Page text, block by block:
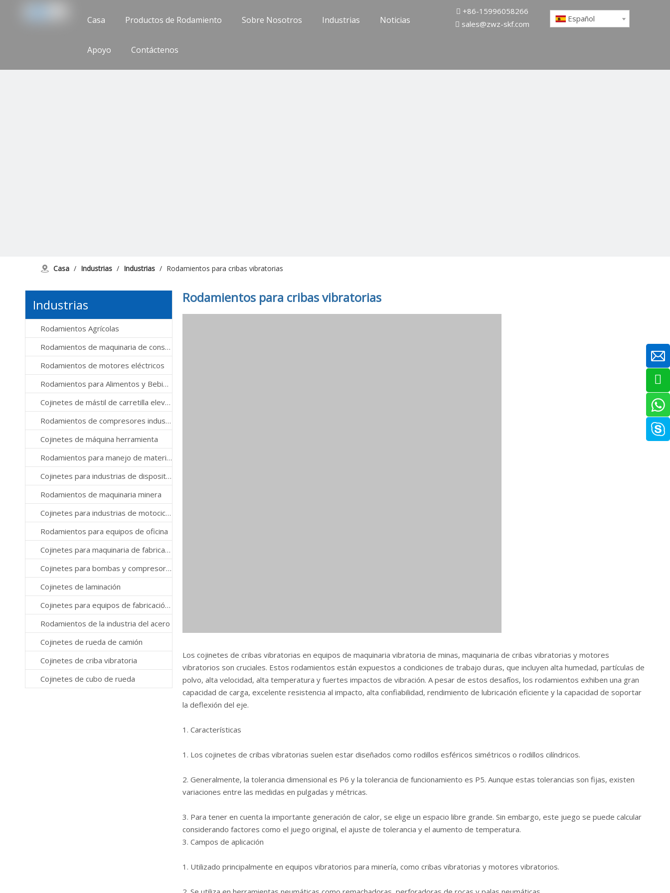
Casa Productos de Rodamiento Sobre Nosotros Industrias Noticias
Apoyo Contáctenos
 +86-15996058266
 sales@zwz-skf.com
Español
Casa / Industrias / Industrias / Rodamientos para cribas vibratorias
Industrias
Rodamientos Agrícolas
Rodamientos de maquinaria de construcción
Rodamientos de motores eléctricos
Rodamientos para Alimentos y Bebidas
Cojinetes de mástil de carretilla elevadora
Rodamientos de compresores industriales
Cojinetes de máquina herramienta
Rodamientos para manejo de materiales
Cojinetes para industrias de dispositivos médicos
Rodamientos de maquinaria minera
Cojinetes para industrias de motocicletas
Rodamientos para equipos de oficina
Cojinetes para maquinaria de fabricación de papel
Cojinetes para bombas y compresores
Cojinetes de laminación
Cojinetes para equipos de fabricación de semiconductores
Rodamientos de la industria del acero
Cojinetes de rueda de camión
Cojinetes de criba vibratoria
Cojinetes de cubo de rueda
Rodamientos para cribas vibratorias
Los cojinetes de cribas vibratorias en equipos de maquinaria vibratoria de minas, maquinaria de cribas vibratorias y motores
vibratorios son cruciales. Estos rodamientos están expuestos a condiciones de trabajo duras, que incluyen alta humedad, partículas de
polvo, alta velocidad, alta temperatura y fuertes impactos de vibración. A pesar de estos desafíos, los rodamientos exhiben una gran
capacidad de carga, excelente resistencia al impacto, alta confiabilidad, rendimiento de lubricación eficiente y la capacidad de soportar
la deflexión del eje.
1. Características
1. Los cojinetes de cribas vibratorias suelen estar diseñados como rodillos esféricos simétricos o rodillos cilíndricos.
2. Generalmente, la tolerancia dimensional es P6 y la tolerancia de funcionamiento es P5. Aunque estas tolerancias son fijas, existen
variaciones entre las medidas en pulgadas y métricas.
3. Para tener en cuenta la importante generación de calor, se elige un espacio libre grande. Sin embargo, este juego se puede calcular
considerando factores como el juego original, el ajuste de tolerancia y el aumento de temperatura.
3. Campos de aplicación
1. Utilizado principalmente en equipos vibratorios para minería, como cribas vibratorias y motores vibratorios.